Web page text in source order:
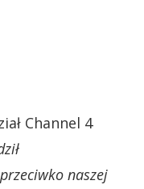
Channel 4
naszej